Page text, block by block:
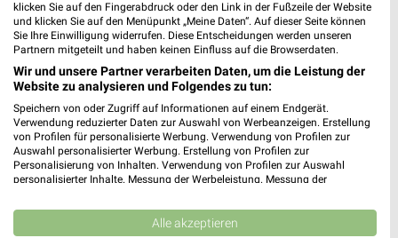
5 Prospekte
toom Baumarkt BAUHAUS
klicken Sie auf den Fingerabdruck oder den Link in der Fußzeile der Website
und klicken Sie auf den Menüpunkt „Meine Daten“. Auf dieser Seite können
Sie Ihre Einwilligung widerrufen. Diese Entscheidungen werden unseren
Partnern mitgeteilt und haben keinen Einfluss auf die Browserdaten.
Wir und unsere Partner verarbeiten Daten, um die Leistung der
Website zu analysieren und Folgendes zu tun:
Speichern von oder Zugriff auf Informationen auf einem Endgerät.
Verwendung reduzierter Daten zur Auswahl von Werbeanzeigen. Erstellung
von Profilen für personalisierte Werbung. Verwendung von Profilen zur
Auswahl personalisierter Werbung. Erstellung von Profilen zur
Personalisierung von Inhalten. Verwendung von Profilen zur Auswahl
personalisierter Inhalte. Messung der Werbeleistung. Messung der
Kombinationen von Daten aus verschiedenen Quellen. Entwicklung und
Verbesserung der Angebote. Verwendung reduzierter Daten zur Auswahl
Alle akzeptieren